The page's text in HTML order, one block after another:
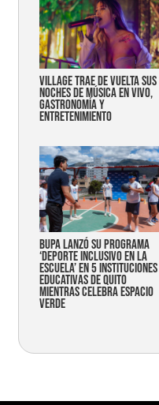
Village trae de vuelta sus
noches de música en vivo,
gastronomía y
entretenimiento
Bupa lanzó su programa
‘Deporte Inclusivo en la
Escuela’ en 5 instituciones
educativas de Quito
mientras celebra espacio
verde